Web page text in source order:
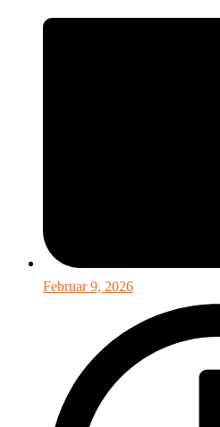
Februar 9, 2026